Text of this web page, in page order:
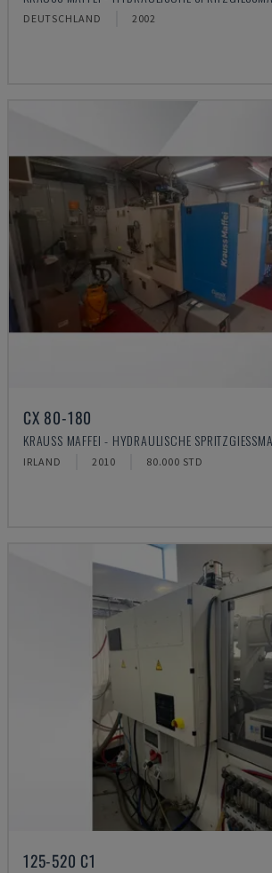
DEUTSCHLAND 2002
CX 80-180
KRAUSS MAFFEI - HYDRAULISCHE
IRLAND 2010 80.000 STD
125-520 C1